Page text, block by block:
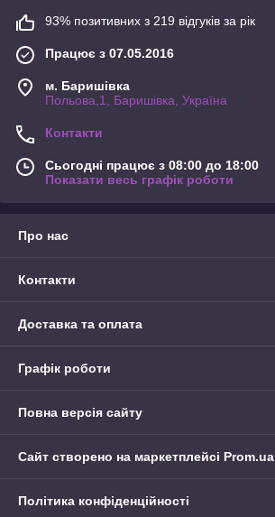
93% позитивних з 219 відгуків за рік
Працює з 07.05.2016
м. Баришівка
Польова,1, Баришівка, Україна
Контакти
Сьогодні працює з 08:00 до 18:00
Показати весь графік роботи
Про нас
Контакти
Доставка та оплата
Графік роботи
Повна версія сайту
Сайт створено на маркетплейсі Prom.ua
Політика конфіденційності